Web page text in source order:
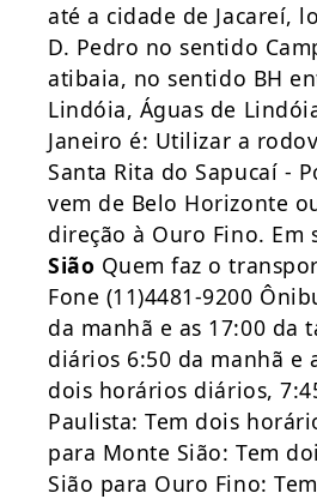
até a cidade de Jacareí,
D. Pedro no sentido
atibaia, no sentido BH
Lindóia, Águas de
Janeiro é: Utilizar a
Santa Rita do Sapucaí -
vem de Belo Horizonte
direção à Ouro Fino.
Sião Quem faz o
Fone (11)4481-9200
da manhã e as 17:00 da
diários 6:50 da manhã e
dois horários diários,
Paulista: Tem dois
para Monte Sião: Tem
Sião para Ouro Fino: